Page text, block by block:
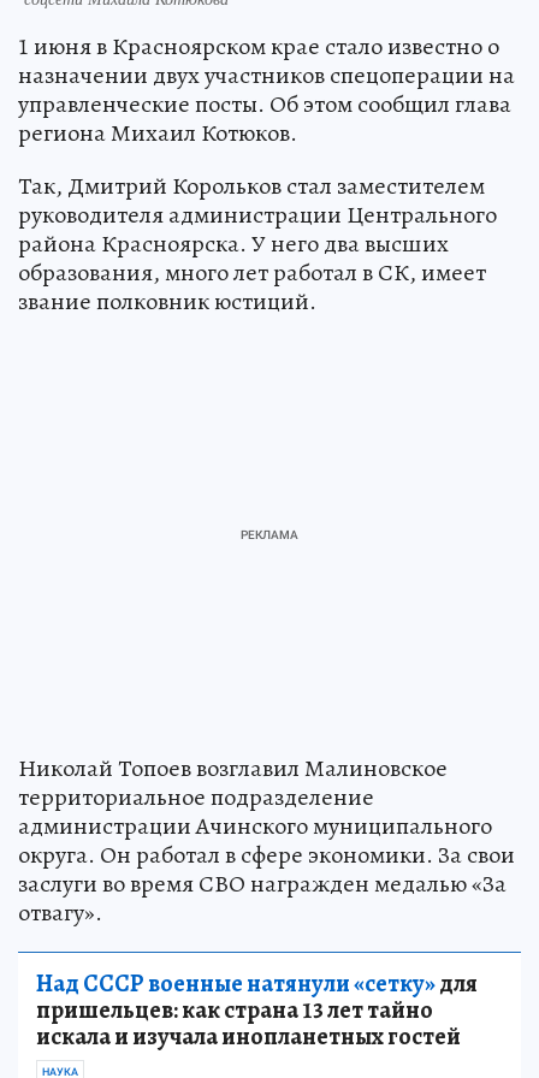
1 июня в Красноярском крае стало известно о
назначении двух участников спецоперации на
управленческие посты. Об этом сообщил глава
региона Михаил Котюков.
Так, Дмитрий Корольков стал заместителем
руководителя администрации Центрального
района Красноярска. У него два высших
образования, много лет работал в СК, имеет
звание полковник юстиций.
Николай Топоев возглавил Малиновское
территориальное подразделение
администрации Ачинского муниципального
округа. Он работал в сфере экономики. За свои
заслуги во время СВО награжден медалью «За
отвагу».
Над СССР военные натянули «сетку»для
пришельцев: как страна 13 лет тайно
искала и изучала инопланетных гостей
НАУКА